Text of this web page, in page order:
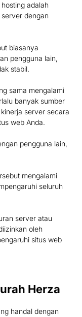
adalah
dengan
biasanya
pengguna lain,
stabil.
sama mengalami
banyak sumber
server secara
web Anda.
pengguna lain,
mengalami
seluruh
server atau
oleh
situs web
Herza
handal dengan